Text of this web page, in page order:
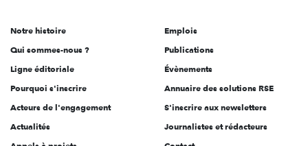
l'engagement
Notre histoire
Qui sommes-nous ?
Ligne éditoriale
Pourquoi s'inscrire
Acteurs de l'engagement
Actualités
Emplois
Publications
Évènements
Annuaire des solutions RSE
S'inscrire aux newsletters
Journalistes et rédacteurs